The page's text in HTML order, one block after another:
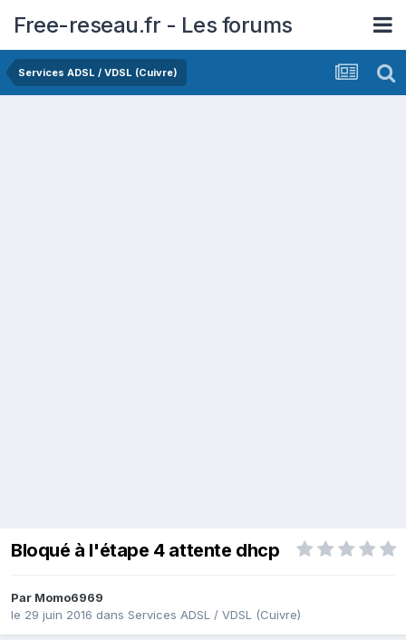
Free-reseau.fr - Les forums
Services ADSL / VDSL (Cuivre)
Bloqué à l'étape 4 attente dhcp
Par Momo6969
le 29 juin 2016 dans Services ADSL / VDSL (Cuivre)